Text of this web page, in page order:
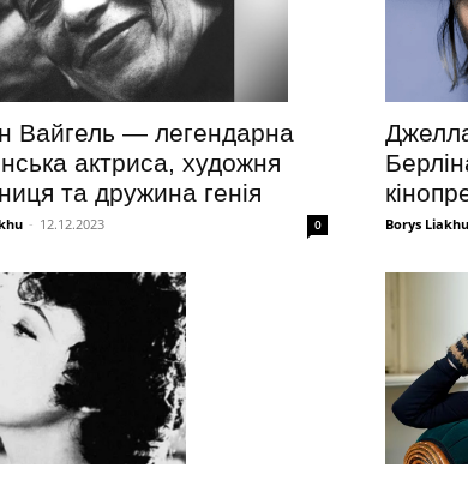
Вайгель — легендарна
актриса, художня
та дружина генія
- 12.12.2023 0 Borys Liakhu